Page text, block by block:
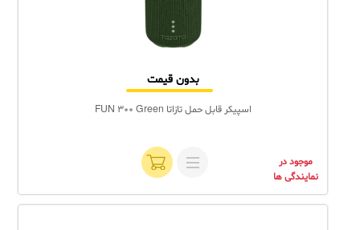
بدون قیمت
اسپیکر قابل حمل تازاتا FUN 300 Green
موجود در
نمایندگی ها